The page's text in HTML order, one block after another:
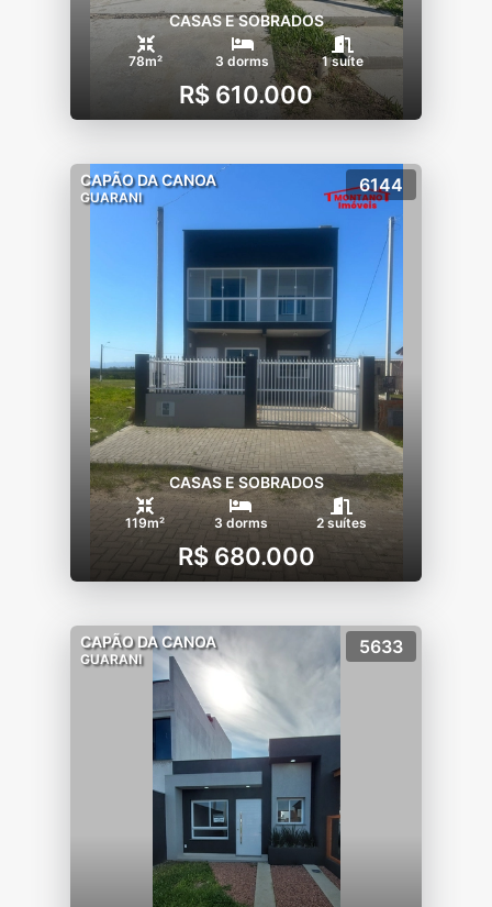
CASAS E SOBRADOS
78m² 3 dorms 1 suíte
R$ 610.000
CAPÃO DA CANOA
GUARANI
6144
CASAS E SOBRADOS
119m² 3 dorms 2 suítes
R$ 680.000
CAPÃO DA CANOA
GUARANI
5633